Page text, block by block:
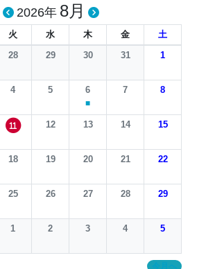
2026年 8月
火 水 木 金
土
28 29 30 31 1
4 5 6
■
7 8
11 12 13 14 15
18 19 20 21 22
25 26 27 28 29
1 2 3 4 5